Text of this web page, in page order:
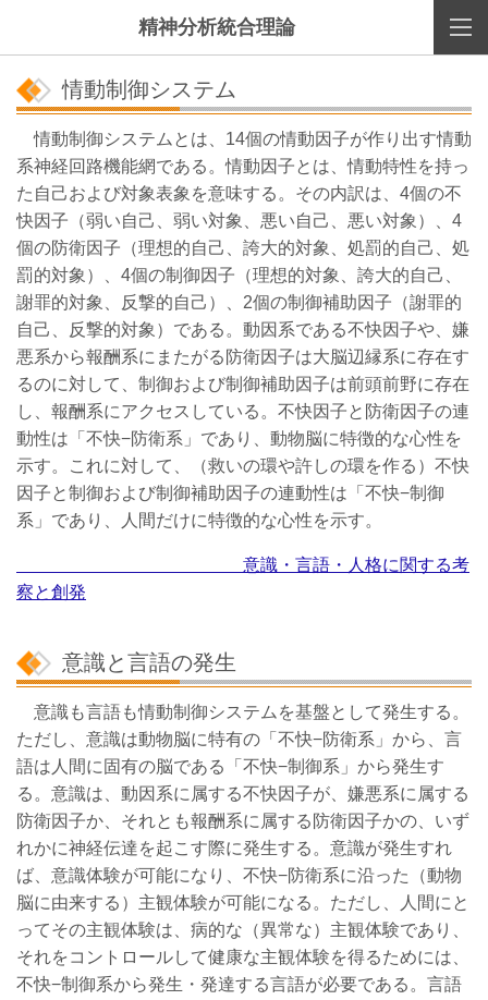
精神分析統合理論
情動制御システム
情動制御システムとは、14個の情動因子が作り出す情動
系神経回路機能網である。情動因子とは、情動特性を持っ
た自己および対象表象を意味する。その内訳は、4個の不
快因子（弱い自己、弱い対象、悪い自己、悪い対象）、4
個の防衛因子（理想的自己、誇大的対象、処罰的自己、処
罰的対象）、4個の制御因子（理想的対象、誇大的自己、
謝罪的対象、反撃的自己）、2個の制御補助因子（謝罪的
自己、反撃的対象）である。動因系である不快因子や、嫌
悪系から報酬系にまたがる防衛因子は大脳辺縁系に存在す
るのに対して、制御および制御補助因子は前頭前野に存在
し、報酬系にアクセスしている。不快因子と防衛因子の連
動性は「不快−防衛系」であり、動物脳に特徴的な心性を
示す。これに対して、（救いの環や許しの環を作る）不快
因子と制御および制御補助因子の連動性は「不快−制御
系」であり、人間だけに特徴的な心性を示す。
意識・言語・人格に関する考
察と創発
意識と言語の発生
意識も言語も情動制御システムを基盤として発生する。
ただし、意識は動物脳に特有の「不快−防衛系」から、言
語は人間に固有の脳である「不快−制御系」から発生す
る。意識は、動因系に属する不快因子が、嫌悪系に属する
防衛因子か、それとも報酬系に属する防衛因子かの、いず
れかに神経伝達を起こす際に発生する。意識が発生すれ
ば、意識体験が可能になり、不快−防衛系に沿った（動物
脳に由来する）主観体験が可能になる。ただし、人間にと
ってその主観体験は、病的な（異常な）主観体験であり、
それをコントロールして健康な主観体験を得るためには、
不快−制御系から発生・発達する言語が必要である。言語